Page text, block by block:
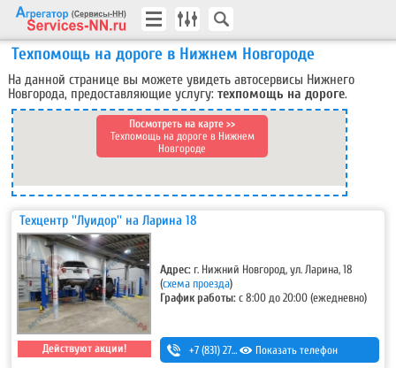
Техпомощь на дороге в Нижнем Новгороде
На данной странице вы можете увидеть автосервисы Нижнего
Новгорода, предоставляющие услугу: техпомощь на дороге.
Посмотреть на карте >>
Техпомощь на дороге в Нижнем
Новгороде
Техцентр ''Луидор'' на Ларина 18
Действуют акции!
Адрес: г. Нижний Новгород, ул. Ларина, 18
(схема проезда)
График работы:с 8:00 до 20:00 (ежедневно)
+7 (831) 275-83-12 Показать телефон